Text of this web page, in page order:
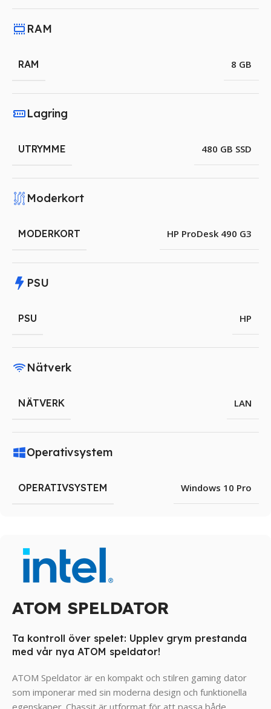
ATOM SPELDATOR
Ta kontroll över spelet: Upplev grym prestanda
med vår nya ATOM speldator!
ATOM Speldator är en kompakt och stilren gaming dator
som imponerar med sin moderna design och funktionella
RAM
RAM 8 GB
Lagring
UTRYMME 480 GB SSD
Moderkort
MODERKORT HP ProDesk 490 G3
PSU
PSU HP
Nätverk
NÄTVERK LAN
Operativsystem
OPERATIVSYSTEM Windows 10 Pro